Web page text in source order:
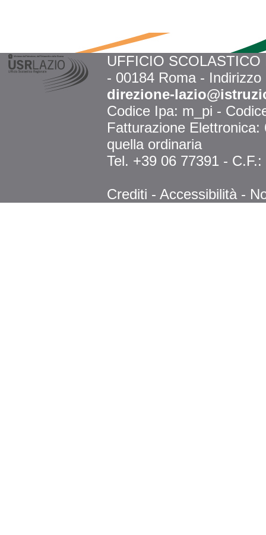
UFFICIO
- 00184 Roma -
direzione-
Codice Ipa: m_pi -
Fatturazione
quella ordinaria
Tel. +39 06 77391 -
Crediti - Accessibilità -